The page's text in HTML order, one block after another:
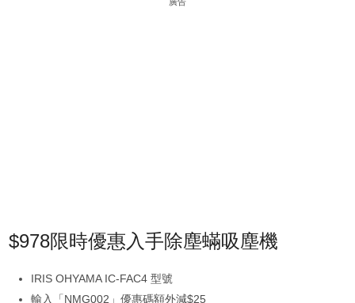
$978限時優惠入手除塵蟎吸塵機
IRIS OHYAMA IC-FAC4 型號
輸入「NMG002」優惠碼額外減$25